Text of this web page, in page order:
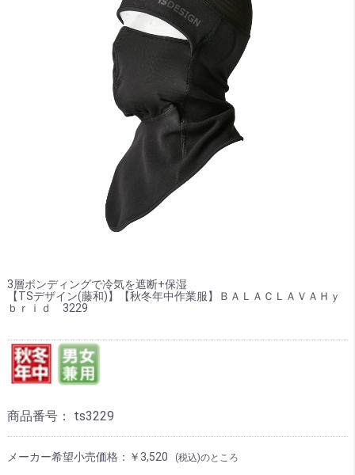
3層ボンディングで冷気を遮断+保湿
【TSデザイン(藤和)】【秋冬年中作業服】ＢＡＬＡＣＬＡＶＡＨｙ
ｂｒｉｄ 3229
商品番号： ts3229
メーカー希望小売価格：￥3,520 (税込)のところ